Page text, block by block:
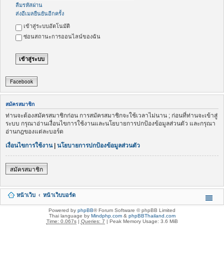
ลืมรหัสผ่าน
ส่งอีเมลยืนยันอีกครั้ง
เข้าสู่ระบบอัตโนมัติ
ซ่อนสถานะการออนไลน์ของฉัน
Facebook
สมัครสมาชิก
ท่านจะต้องสมัครสมาชิกก่อน การสมัครสมาชิกจะใช้เวลาไม่นาน ; ก่อนที่ท่านจะเข้าสู่
ระบบ กรุณาอ่านเงื่อนไขการใช้งานและนโยบายการปกป้องข้อมูลส่วนตัว และกรุณา
อ่านกฎของแต่ละบอร์ด
เงื่อนไขการใช้งาน| นโยบายการปกป้องข้อมูลส่วนตัว
สมัครสมาชิก
หน้าเว็บ หน้าเว็บบอร์ด
Powered by phpBB® Forum Software © phpBB Limited
Thai language by Mindphp.com& phpBBThailand.com
Time: 0.067s| Queries: 7 | Peak Memory Usage: 3.6 MiB